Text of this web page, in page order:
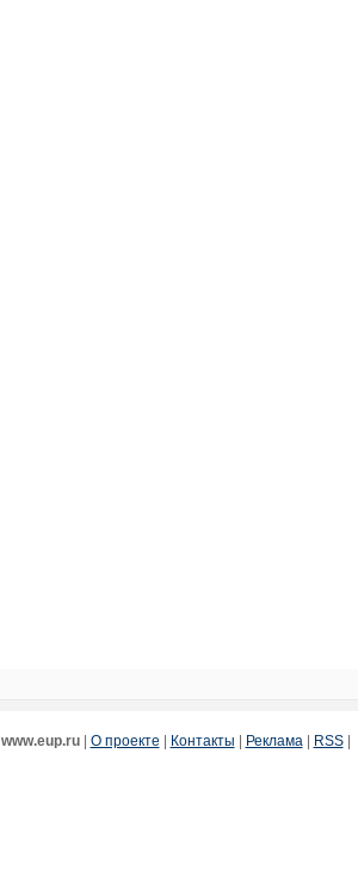
www.eup.ru| О проекте Контакты Реклама| RSS|